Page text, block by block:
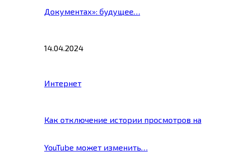
Документах»: будущее…
14.04.2024
Интернет
Как отключение истории просмотров на
YouTube может изменить…